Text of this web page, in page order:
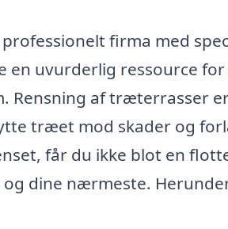
firma med
uvurderlig ressource for
Rensning af træterrasser
træet mod skader og
får du ikke blot en
dine nærmeste.